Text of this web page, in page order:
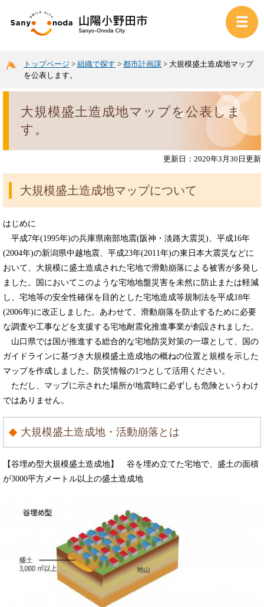
トップページ > 組織で探す > 都市計画課 > 大規模盛土造成地マップ
を公表します。
大規模盛土造成地マップを公表しま
す。
更新日：2020年3月30日更新
大規模盛土造成地マップについて
はじめに
平成7年(1995年)の兵庫県南部地震(阪神・淡路大震災)、平成16年
(2004年)の新潟県中越地震、平成23年(2011年)の東日本大震災などに
おいて、大規模に盛土造成された宅地で滑動崩落による被害が多発し
ました。国においてこのような宅地地盤災害を未然に防止または軽減
し、宅地等の安全性確保を目的とした宅地造成等規制法を平成18年
(2006年)に改正しました。あわせて、滑動崩落を防止するために必要
な調査や工事などを支援する宅地耐震化推進事業が創設されました。
山口県では国が推進する総合的な宅地防災対策の一環として、国の
ガイドラインに基づき大規模盛土造成地の概ねの位置と規模を示した
マップを作成しました。防災情報の1つとして活用ください。
ただし、マップに示された場所が地震時に必ずしも危険というわけ
ではありません。
大規模盛土造成地・活動崩落とは
【谷埋め型大規模盛土造成地】 谷を埋め立てた宅地で、盛土の面積
が3000平方メートル以上の盛土造成地